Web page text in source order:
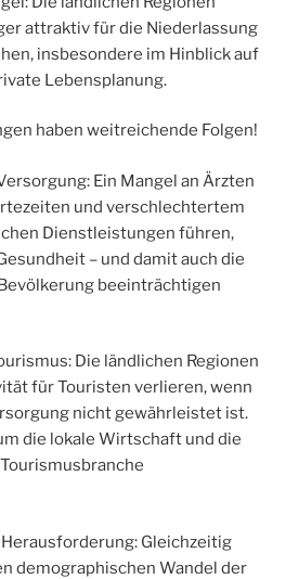
attraktiv für die Niederlassung
insbesondere im Hinblick auf
Lebensplanung.
haben weitreichende Folgen!
Ein Mangel an Ärzten
und verschlechtertem
Dienstleistungen führen,
– und damit auch die
beeinträchtigen
Die ländlichen Regionen
für Touristen verlieren, wenn
nicht gewährleistet ist.
die lokale Wirtschaft und die
Gleichzeitig
demographischen Wandel der